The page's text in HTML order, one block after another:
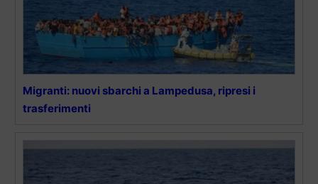
Migranti: nuovi sbarchi a Lampedusa, ripresi i
trasferimenti